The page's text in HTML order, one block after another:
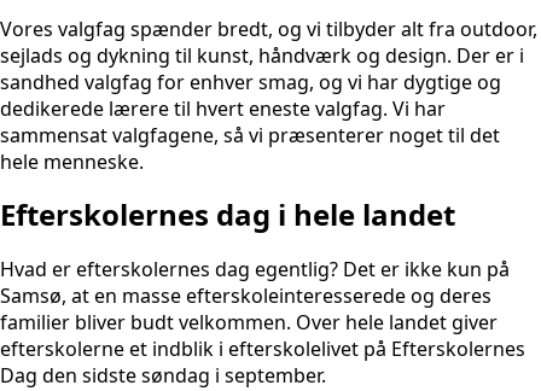
Vores valgfag spænder bredt, og vi tilbyder alt fra outdoor,
sejlads og dykning til kunst, håndværk og design. Der er i
sandhed valgfag for enhver smag, og vi har dygtige og
dedikerede lærere til hvert eneste valgfag. Vi har
sammensat valgfagene, så vi præsenterer noget til det
hele menneske.
Efterskolernes dag i hele landet
Hvad er efterskolernes dag egentlig? Det er ikke kun på
Samsø, at en masse efterskoleinteresserede og deres
familier bliver budt velkommen. Over hele landet giver
efterskolerne et indblik i efterskolelivet på Efterskolernes
Dag den sidste søndag i september.